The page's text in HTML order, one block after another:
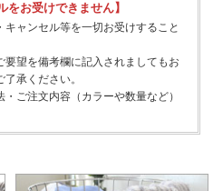
をお受けできません】
ャンセル等を一切お受けすること
望を備考欄に記入されましてもお
承ください。
ご注文内容（カラーや数量など）